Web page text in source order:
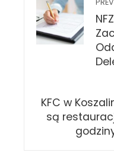
KFC w
są